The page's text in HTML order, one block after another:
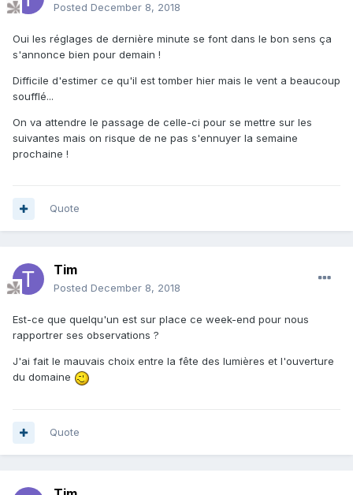
Posted December 8, 2018
Oui les réglages de dernière minute se font dans le bon sens ça
s'annonce bien pour demain !
Difficile d'estimer ce qu'il est tomber hier mais le vent a beaucoup
soufflé...
On va attendre le passage de celle-ci pour se mettre sur les
suivantes mais on risque de ne pas s'ennuyer la semaine
prochaine !
Quote
Tim
Posted December 8, 2018
Est-ce que quelqu'un est sur place ce week-end pour nous
rapportrer ses observations ?
J'ai fait le mauvais choix entre la fête des lumières et l'ouverture
du domaine
Quote